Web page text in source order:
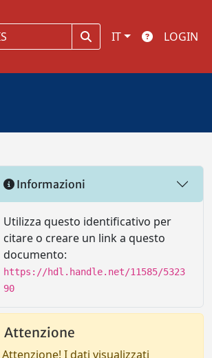
IT LOGIN
Informazioni
Utilizza questo identificativo per
citare o creare un link a questo
documento:
https://hdl.handle.net/11585/5323
90
Attenzione
Attenzione! I dati visualizzati